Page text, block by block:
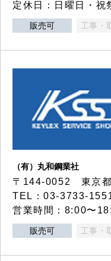
定休日：日曜日・祝
販売可 工事・
（有）丸和鋼業社
〒144-0052 東京
TEL：03-3733-
営業時間：8:00〜
販売可 工事・